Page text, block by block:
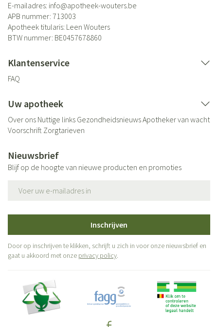
E-mailadres: info@apotheek-wouters.be
APB nummer: 713003
Apotheek titularis: Leen Wouters
BTW nummer: BE0457678860
Klantenservice
FAQ
Uw apotheek
Over ons Nuttige links GezondheidsnieuwsApotheker van wacht
Voorschrift Zorgtarieven
Nieuwsbrief
Blijf op de hoogte van nieuwe producten en promoties
Inschrijven
Door op inschrijven te klikken, schrijft u zich in voor onze nieuwsbrief en
gaat u akkoord met onze privacy policy.